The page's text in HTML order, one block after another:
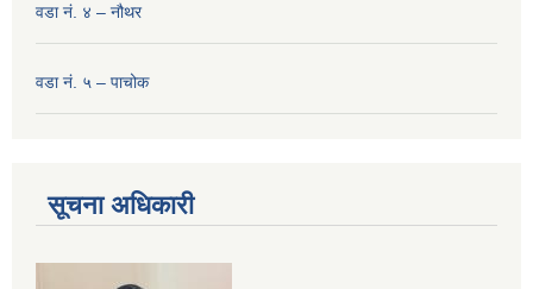
वडा नं. ४ – नौथर
वडा नं. ५ – पाचोक
सूचना अधिकारी